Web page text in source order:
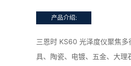
产品介绍:
三恩时 KS60 光泽度仪聚焦
具、陶瓷、电镀、五金、大